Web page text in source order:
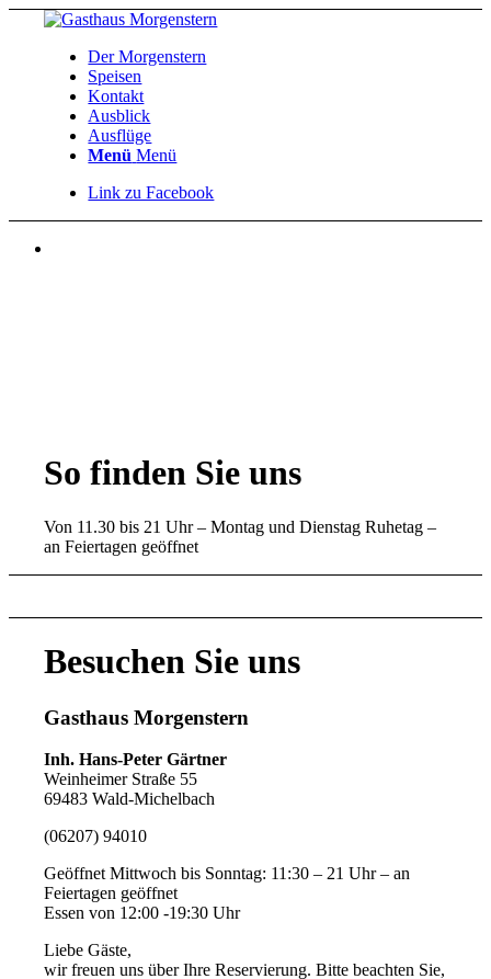
Der Morgenstern
Speisen
Kontakt
Ausblick
Ausflüge
Menü Menü
Link zu Facebook
Sofinden Sie uns
Von 11.30 bis 21 Uhr – Montag und Dienstag Ruhetag –
an Feiertagen geöffnet
Besuchen Sie uns
Gasthaus Morgenstern
Inh. Hans-Peter Gärtner
Weinheimer Straße 55
69483 Wald-Michelbach
(06207) 94010
Geöffnet Mittwoch bis Sonntag: 11:30 – 21 Uhr – an
Feiertagen geöffnet
Essen von 12:00 -19:30 Uhr
Liebe Gäste,
wir freuen uns über Ihre Reservierung. Bitte beachten Sie,